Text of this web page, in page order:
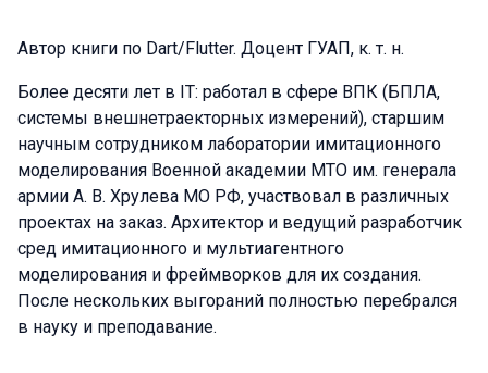
Автор книги по Dart/Flutter. Доцент ГУАП, к. т. н.
Более десяти лет в IT: работал в сфере ВПК (БПЛА,
системы внешнетраекторных измерений), старшим
научным сотрудником лаборатории имитационного
моделирования Военной академии МТО им. генерала
армии А. В. Хрулева МО РФ, участвовал в различных
проектах на заказ. Архитектор и ведущий разработчик
сред имитационного и мультиагентного
моделирования и фреймворков для их создания.
После нескольких выгораний полностью перебрался
в науку и преподавание.